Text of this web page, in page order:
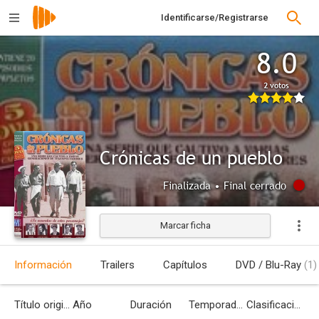
Identificarse/Registrarse
8.0
2 votos
Crónicas de un pueblo
Finalizada • Final cerrado
Marcar ficha
Información Trailers Capítulos DVD / Blu-Ray (1)
Título original Año Duración Temporadas Clasificación por edades